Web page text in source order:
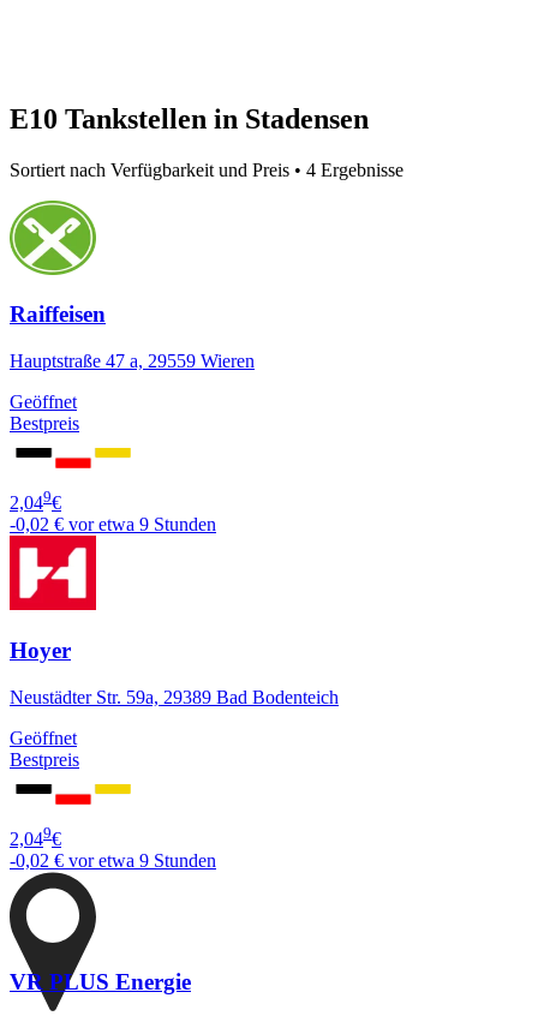
E10 Tankstellen in Stadensen
Sortiert nach Verfügbarkeit und Preis • 4 Ergebnisse
Raiffeisen
Hauptstraße 47 a, 29559 Wieren
Geöffnet
Bestpreis
2,049€
-0,02 € vor etwa 9 Stunden
Hoyer
Neustädter Str. 59a, 29389 Bad Bodenteich
Geöffnet
Bestpreis
2,049€
-0,02 € vor etwa 9 Stunden
VR PLUS Energie